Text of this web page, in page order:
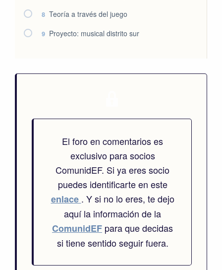
8 Teoría a través del juego
9 Proyecto: musical distrito sur
El foro en comentarios es
exclusivo para socios
ComunidEF. Si ya eres socio
puedes identificarte en este
enlace . Y si no lo eres, te dejo
aquí la información de la
ComunidEF para que decidas
si tiene sentido seguir fuera.